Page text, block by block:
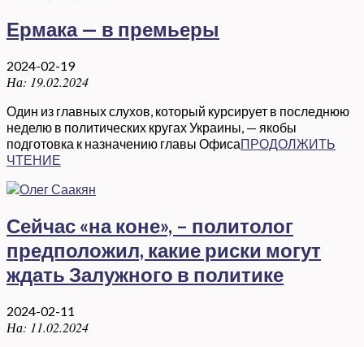
Ермака — в премьеры
2024-02-19
На: 19.02.2024
Один из главных слухов, который курсирует в последнюю
неделю в политических кругах Украины, — якобы
подготовка к назначению главы ОфисаПРОДОЛЖИТЬ
ЧТЕНИЕ
Сейчас «на коне», – политолог
предположил, какие риски могут
ждать Залужного в политике
2024-02-11
На: 11.02.2024